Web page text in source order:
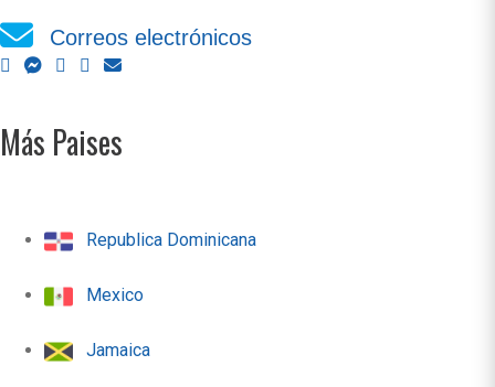
Correos electrónicos
Más Paises
Republica Dominicana
Mexico
Jamaica